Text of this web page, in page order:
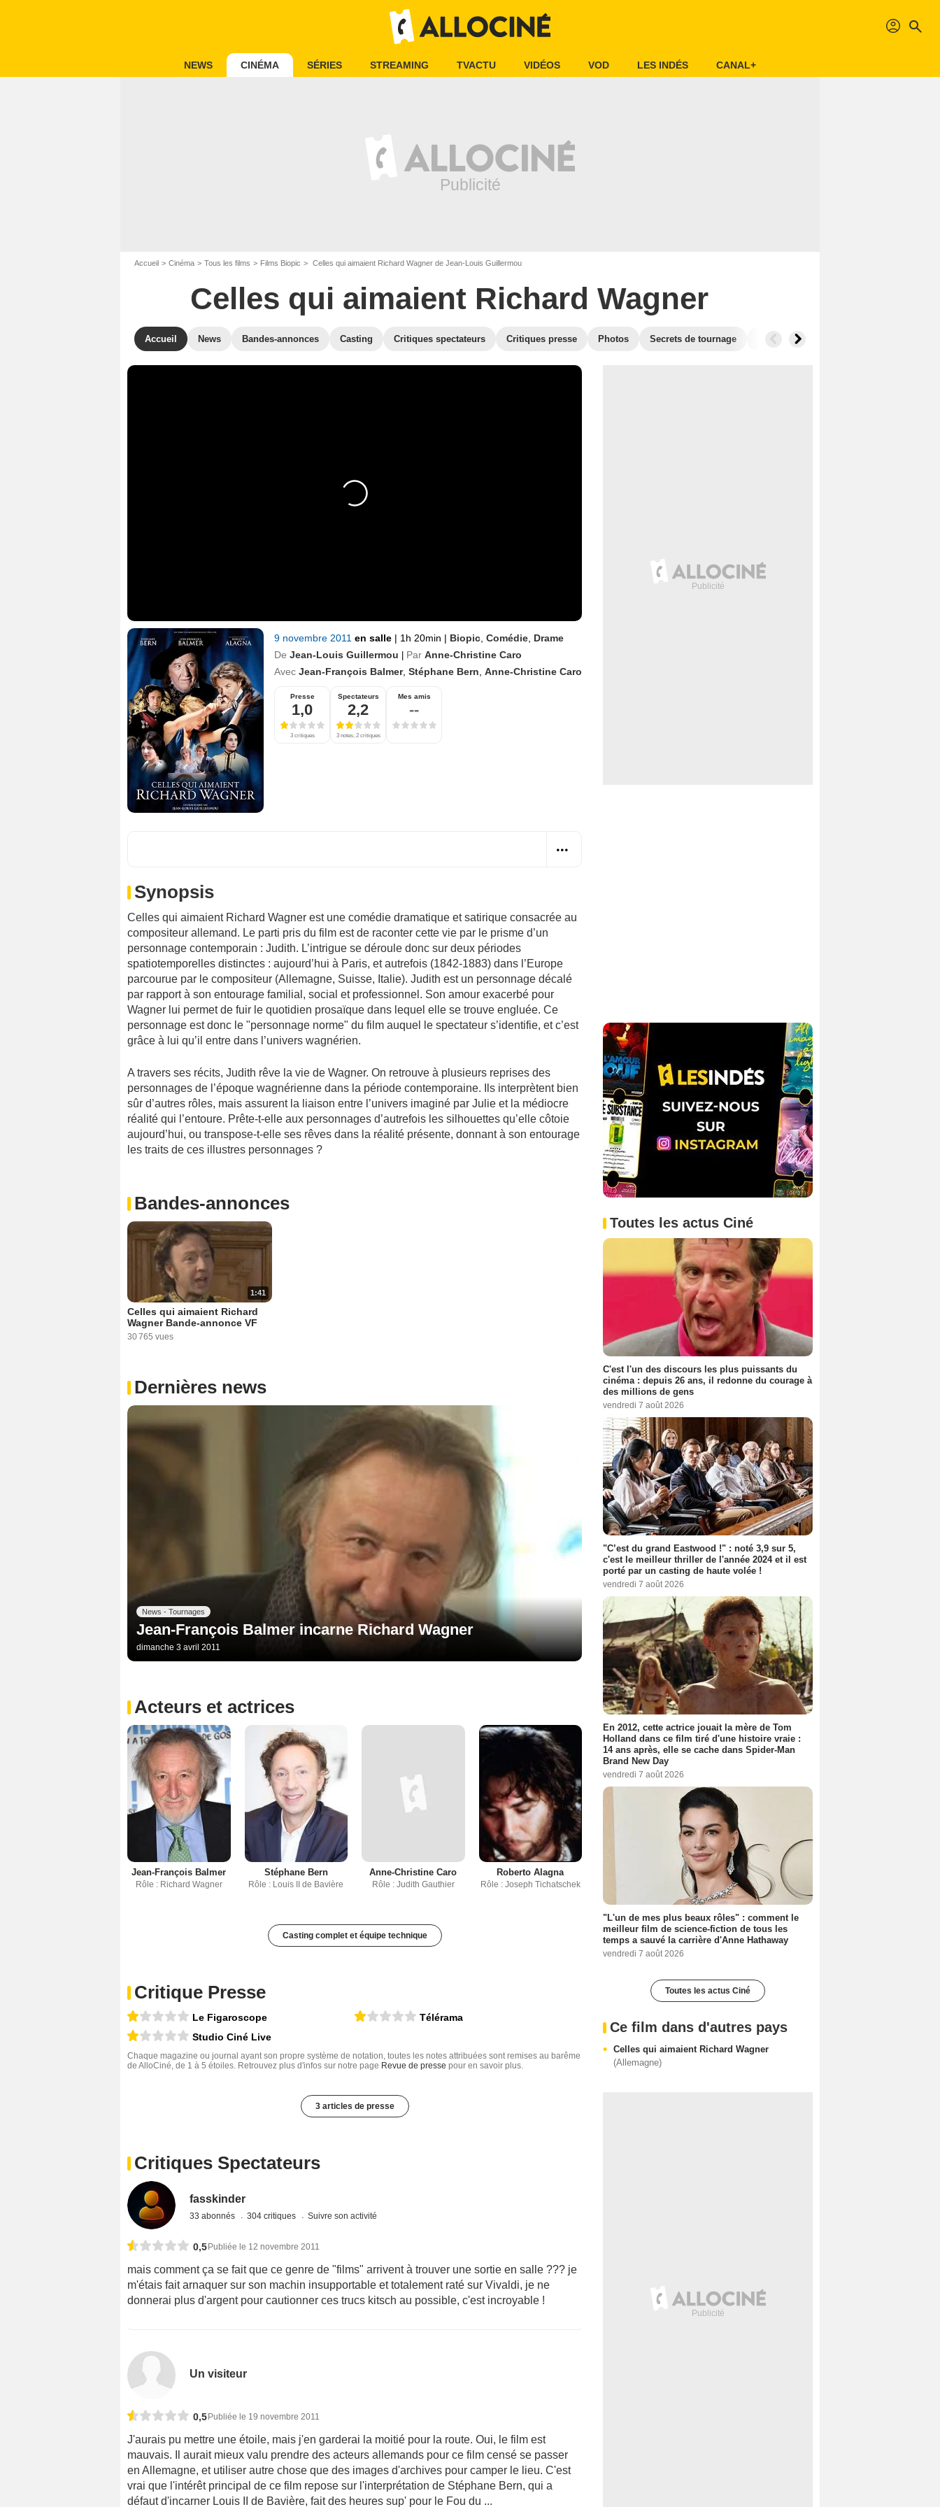
profil search
NEWS CINÉMA SÉRIES STREAMING TVACTU VIDÉOS VOD LES INDÉS CANAL+
Accueil Cinéma Tous les films Films Biopic Celles qui aimaient Richard Wagner de Jean-Louis Guillermou
Celles qui aimaient Richard Wagner
Accueil News Bandes-annonces Casting Critiques spectateurs Critiques presse Photos Secrets de tournage Box Office
9 novembre 2011 en salle | 1h 20min | Biopic Comédie Drame
De Jean-Louis Guillermou | Par Anne-Christine Caro
Avec Jean-François Balmer, Stéphane Bern Anne-Christine Caro
Presse
1,0
3 critiques
Spectateurs
2,2
3 notes, 2 critiques
Mes amis
--
Synopsis
Celles qui aimaient Richard Wagner est une comédie dramatique et satirique consacrée au
compositeur allemand. Le parti pris du film est de raconter cette vie par le prisme d’un
personnage contemporain : Judith. L’intrigue se déroule donc sur deux périodes
spatiotemporelles distinctes : aujourd’hui à Paris, et autrefois (1842-1883) dans l’Europe
parcourue par le compositeur (Allemagne, Suisse, Italie). Judith est un personnage décalé
par rapport à son entourage familial, social et professionnel. Son amour exacerbé pour
Wagner lui permet de fuir le quotidien prosaïque dans lequel elle se trouve engluée. Ce
personnage est donc le "personnage norme" du film auquel le spectateur s’identifie, et c’est
grâce à lui qu’il entre dans l’univers wagnérien.
A travers ses récits, Judith rêve la vie de Wagner. On retrouve à plusieurs reprises des
personnages de l’époque wagnérienne dans la période contemporaine. Ils interprètent bien
sûr d’autres rôles, mais assurent la liaison entre l’univers imaginé par Julie et la médiocre
réalité qui l’entoure. Prête-t-elle aux personnages d’autrefois les silhouettes qu’elle côtoie
aujourd’hui, ou transpose-t-elle ses rêves dans la réalité présente, donnant à son entourage
les traits de ces illustres personnages ?
Bandes-annonces
1:41
Celles qui aimaient Richard
Wagner Bande-annonce VF
30 765 vues
Dernières news
News - Tournages
Jean-François Balmer incarne Richard Wagner
dimanche 3 avril 2011
Acteurs et actrices
Jean-François Balmer
Rôle : Richard Wagner
Stéphane Bern
Rôle : Louis II de Bavière
Anne-Christine Caro
Rôle : Judith Gauthier
Roberto Alagna
Rôle : Joseph Tichatschek
Casting complet et équipe technique
Critique Presse
Le Figaroscope
Studio Ciné Live
Télérama
Chaque magazine ou journal ayant son propre système de notation, toutes les notes attribuées sont remises au barême
de AlloCiné, de 1 à 5 étoiles. Retrouvez plus d'infos sur notre page Revue de presse pour en savoir plus.
3 articles de presse
Critiques Spectateurs
fasskinder
33 abonnés 304 critiques Suivre son activité
0,5 Publiée le 12 novembre 2011
mais comment ça se fait que ce genre de "films" arrivent à trouver une sortie en salle ??? je
m'étais fait arnaquer sur son machin insupportable et totalement raté sur Vivaldi, je ne
donnerai plus d'argent pour cautionner ces trucs kitsch au possible, c'est incroyable !
Un visiteur
0,5 Publiée le 19 novembre 2011
J'aurais pu mettre une étoile, mais j'en garderai la moitié pour la route. Oui, le film est
mauvais. Il aurait mieux valu prendre des acteurs allemands pour ce film censé se passer
en Allemagne, et utiliser autre chose que des images d'archives pour camper le lieu. C'est
vrai que l'intérêt principal de ce film repose sur l'interprétation de Stéphane Bern, qui a
défaut d'incarner Louis II de Bavière, fait des heures sup' pour le Fou du ...
Toutes les actus Ciné
C'est l'un des discours les plus puissants du
cinéma : depuis 26 ans, il redonne du courage à
des millions de gens
vendredi 7 août 2026
"C’est du grand Eastwood !" : noté 3,9 sur 5,
c'est le meilleur thriller de l'année 2024 et il est
porté par un casting de haute volée !
vendredi 7 août 2026
En 2012, cette actrice jouait la mère de Tom
Holland dans ce film tiré d'une histoire vraie :
14 ans après, elle se cache dans Spider-Man
Brand New Day
vendredi 7 août 2026
"L'un de mes plus beaux rôles" : comment le
meilleur film de science-fiction de tous les
temps a sauvé la carrière d'Anne Hathaway
vendredi 7 août 2026
Toutes les actus Ciné
Ce film dans d'autres pays
Celles qui aimaient Richard Wagner
(Allemagne)